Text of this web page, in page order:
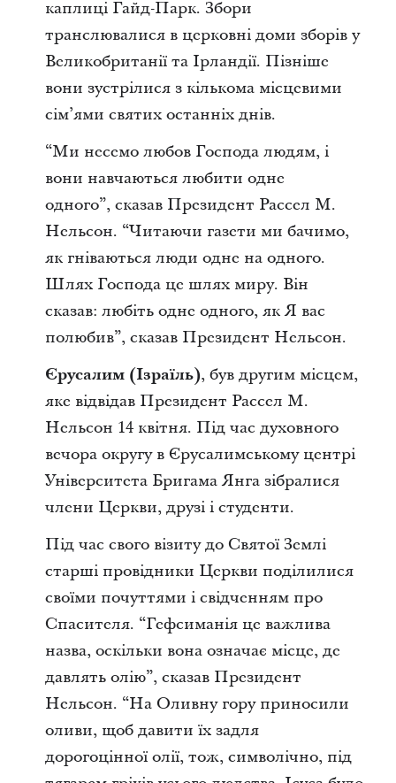
каплиці Гайд-Парк. Збори
транслювалися в церковні доми зборів у
Великобританії та Ірландії. Пізніше
вони зустрілися з кількома місцевими
сім’ями святих останніх днів.
“Ми несемо любов Господа людям, і
вони навчаються любити одне
одного”, сказав Президент Рассел М.
Нельсон. “Читаючи газети ми бачимо,
як гніваються люди одне на одного.
Шлях Господа це шлях миру. Він
сказав: любіть одне одного, як Я вас
полюбив”, сказав Президент Нельсон.
Єрусалим (Ізраїль), був другим місцем,
яке відвідав Президент Рассел М.
Нельсон 14 квітня. Під час духовного
вечора округу в Єрусалимському центрі
Університета Бригама Янга зібралися
члени Церкви, друзі і студенти.
Під час свого візиту до Святої Землі
старші провідники Церкви поділилися
своїми почуттями і свідченням про
Спасителя. “Гефсиманія це важлива
назва, оскільки вона означає місце, де
давлять олію”, сказав Президент
Нельсон. “На Оливну гору приносили
оливи, щоб давити їх задля
дорогоцінної олії, тож, символічно, під